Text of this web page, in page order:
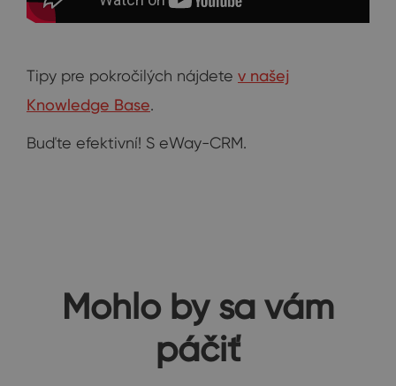
Tipy pre pokročilých nájdete v našej
Knowledge Base.
Buďte efektivní! S eWay-CRM.
Mohlo by sa vám
páčiť